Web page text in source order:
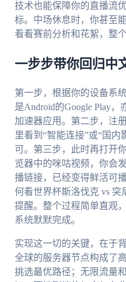
技术也能保障你的直播流
标。中场休息时，你甚至
看看赛前分析和花絮，整
一步步带你回归中
第一步，根据你的设备系
是Android的Google Play
加速器应用。第二步，注
里看到“智能连接”或“国
可。第三步，此时再打开
览器中的咪咕视频，你会
播链接，已经变得鲜活可
何看世界杯斯洛伐克 vs 突
提醒。整个过程简单直观
系统默默完成。
实现这一切的关键，在于
全球的服务器节点构成了
挑选最优路径；无限流量